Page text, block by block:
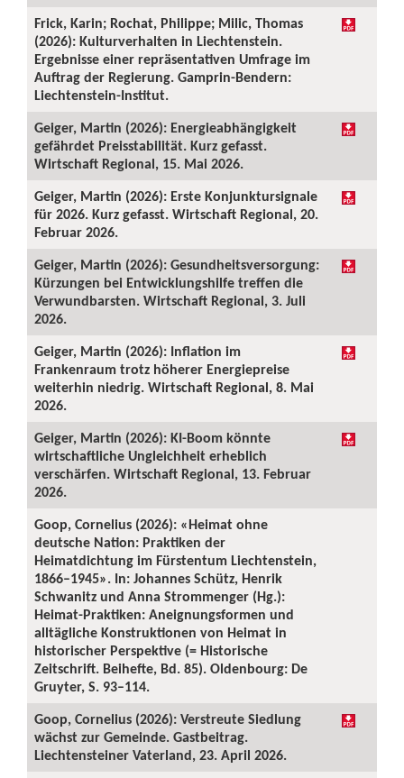
Frick, Karin; Rochat, Philippe; Milic, Thomas
(2026): Kulturverhalten in Liechtenstein.
Ergebnisse einer repräsentativen Umfrage im
Auftrag der Regierung. Gamprin-Bendern:
Liechtenstein-Institut.
Geiger, Martin (2026): Energieabhängigkeit
gefährdet Preisstabilität. Kurz gefasst.
Wirtschaft Regional, 15. Mai 2026.
Geiger, Martin (2026): Erste Konjunktursignale
für 2026. Kurz gefasst. Wirtschaft Regional, 20.
Februar 2026.
Geiger, Martin (2026): Gesundheitsversorgung:
Kürzungen bei Entwicklungshilfe treffen die
Verwundbarsten. Wirtschaft Regional, 3. Juli
2026.
Geiger, Martin (2026): Inflation im
Frankenraum trotz höherer Energiepreise
weiterhin niedrig. Wirtschaft Regional, 8. Mai
2026.
Geiger, Martin (2026): KI-Boom könnte
wirtschaftliche Ungleichheit erheblich
verschärfen. Wirtschaft Regional, 13. Februar
2026.
Goop, Cornelius (2026): «Heimat ohne
deutsche Nation: Praktiken der
Heimatdichtung im Fürstentum Liechtenstein,
1866–1945». In: Johannes Schütz, Henrik
Schwanitz und Anna Strommenger (Hg.):
Heimat-Praktiken: Aneignungsformen und
alltägliche Konstruktionen von Heimat in
historischer Perspektive (= Historische
Zeitschrift. Beihefte, Bd. 85). Oldenbourg: De
Gruyter, S. 93–114.
Goop, Cornelius (2026): Verstreute Siedlung
wächst zur Gemeinde. Gastbeitrag.
Liechtensteiner Vaterland, 23. April 2026.